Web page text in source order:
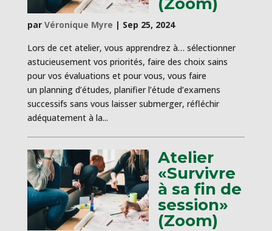
par Véronique Myre | Sep 25, 2024
Lors de cet atelier, vous apprendrez à… sélectionner
astucieusement vos priorités, faire des choix sains
pour vos évaluations et pour vous, vous faire
un planning d’études, planifier l’étude d’examens
successifs sans vous laisser submerger, réfléchir
adéquatement à la...
Atelier
«Survivre
à sa fin de
session»
(Zoom)